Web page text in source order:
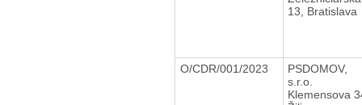
13, Bratislava
O/CDR/001/2023
PSDOMOV,
s.r.o.
Klemensova